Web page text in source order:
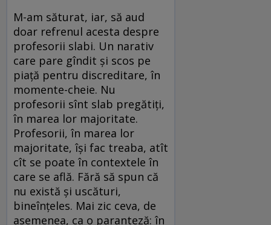
M-am săturat, iar, să aud
doar refrenul acesta despre
profesorii slabi. Un narativ
care pare gîndit și scos pe
piață pentru discreditare, în
momente-cheie. Nu
profesorii sînt slab pregătiți,
în marea lor majoritate.
Profesorii, în marea lor
majoritate, își fac treaba, atît
cît se poate în contextele în
care se află. Fără să spun că
nu există și uscături,
bineînțeles. Mai zic ceva, de
asemenea, ca o paranteză: în